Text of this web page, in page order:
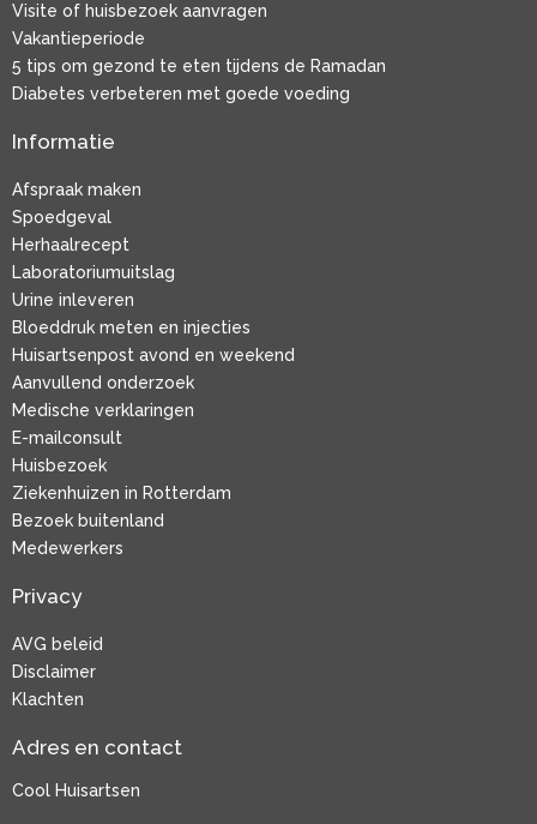
Visite of huisbezoek aanvragen
Vakantieperiode
5 tips om gezond te eten tijdens de Ramadan
Diabetes verbeteren met goede voeding
Informatie
Afspraak maken
Spoedgeval
Herhaalrecept
Laboratoriumuitslag
Urine inleveren
Bloeddruk meten en injecties
Huisartsenpost avond en weekend
Aanvullend onderzoek
Medische verklaringen
E-mailconsult
Huisbezoek
Ziekenhuizen in Rotterdam
Bezoek buitenland
Medewerkers
Privacy
AVG beleid
Disclaimer
Klachten
Adres en contact
Cool Huisartsen